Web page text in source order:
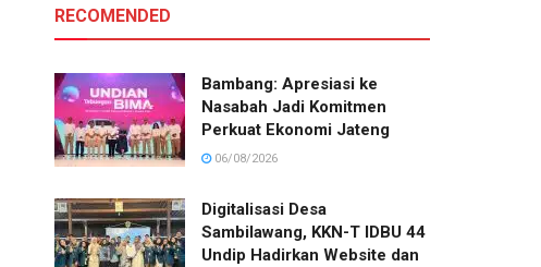
RECOMENDED
Bambang: Apresiasi ke
Nasabah Jadi Komitmen
Perkuat Ekonomi Jateng
06/08/2026
Digitalisasi Desa
Sambilawang, KKN-T IDBU 44
Undip Hadirkan Website dan